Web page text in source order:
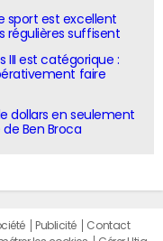
sport est excellent
régulières suffisent
III est catégorique :
faire
dollars en seulement
Ben Broca
Publicité
Contact